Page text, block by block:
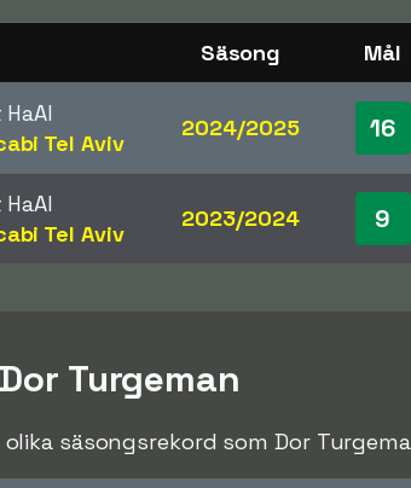
Säsong Mål
Tel Aviv
2024/2025 16
Tel Aviv
2023/2024 9
Turgeman
olika säsongsrekord som Dor